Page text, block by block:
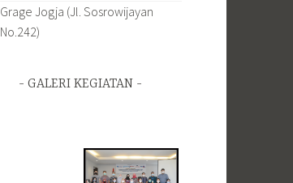
Grage Jogja (Jl. Sosrowijayan
No.242)
GALERI KEGIATAN